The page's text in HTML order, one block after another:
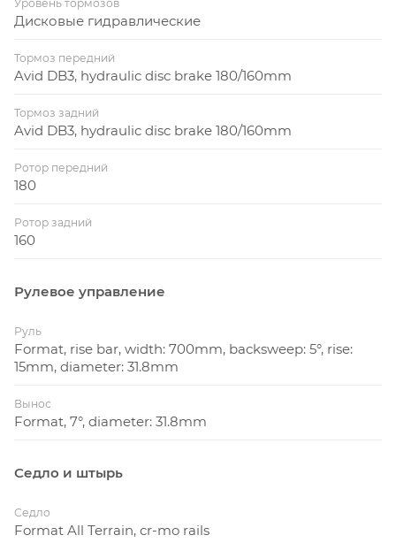
Уровень тормозов
Дисковые гидравлические
Тормоз передний
Avid DB3, hydraulic disc brake 180/160mm
Тормоз задний
Avid DB3, hydraulic disc brake 180/160mm
Ротор передний
180
Ротор задний
160
Рулевое управление
Руль
Format, rise bar, width: 700mm, backsweep: 5°, rise:
15mm, diameter: 31.8mm
Вынос
Format, 7°, diameter: 31.8mm
Седло и штырь
Седло
Format All Terrain, cr-mo rails